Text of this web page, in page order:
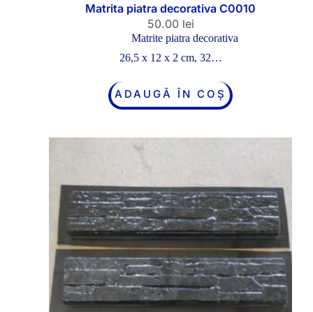
Matrita piatra decorativa C0010
50.00 lei
Matrite piatra decorativa
26,5 x 12 x 2 cm, 32…
ADAUGĂ ÎN COȘ